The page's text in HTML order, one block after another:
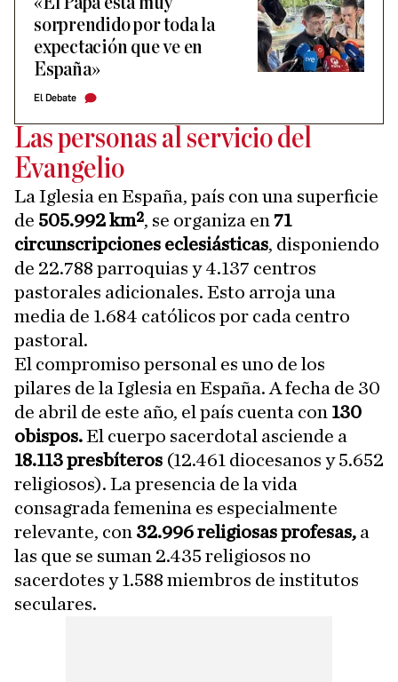
sorprendido por toda la
expectación que ve en
España»
El Debate
Las personas al servicio del
Evangelio
La Iglesia en España, país con una superficie
de 505.992 km², se organiza en 71
circunscripciones eclesiásticas, disponiendo
de 22.788 parroquias y 4.137 centros
pastorales adicionales. Esto arroja una
media de 1.684 católicos por cada centro
pastoral.
El compromiso personal es uno de los
pilares de la Iglesia en España. A fecha de 30
de abril de este año, el país cuenta con 130
obispos.El cuerpo sacerdotal asciende a
18.113 presbíteros (12.461 diocesanos y 5.652
religiosos). La presencia de la vida
consagrada femenina es especialmente
relevante, con 32.996 religiosas profesas, a
las que se suman 2.435 religiosos no
sacerdotes y 1.588 miembros de institutos
seculares.